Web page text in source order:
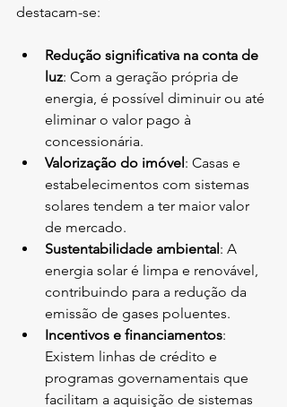
destacam-se:
Redução significativa na conta de
luz: Com a geração própria de
energia, é possível diminuir ou até
eliminar o valor pago à
concessionária.
Valorização do imóvel: Casas e
estabelecimentos com sistemas
solares tendem a ter maior valor
de mercado.
Sustentabilidade ambiental: A
energia solar é limpa e renovável,
contribuindo para a redução da
emissão de gases poluentes.
Incentivos e financiamentos:
Existem linhas de crédito e
programas governamentais que
facilitam a aquisição de sistemas